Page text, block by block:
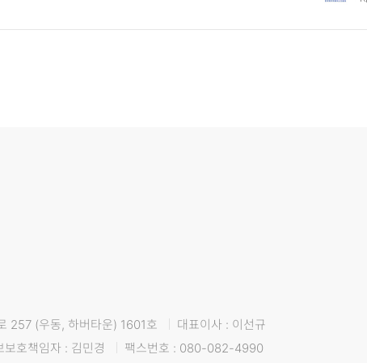
257 (우동, 하버타운) 1601호
대표이사 : 이선규
보호책임자 : 김민경 팩스번호 : 080-082-4990